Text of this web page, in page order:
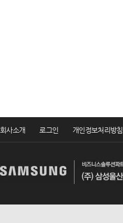
회사소개 로그인 개인정보처리방침